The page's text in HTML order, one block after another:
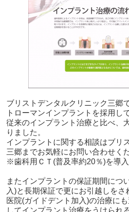
ブリストデンタルクリニック三郷
トローマンインプラントを採用し
従来のインプラント治療と比べ、
りました。
インプラントに関する相談はブリ
三郷までお気軽にお問い合わせく
※歯科用ＣＴ(普及率約20％)を導入
またインプラントの保証期間につ
入)と長期保証で更にお引越しを
医院(ガイドデント加入)の治療に